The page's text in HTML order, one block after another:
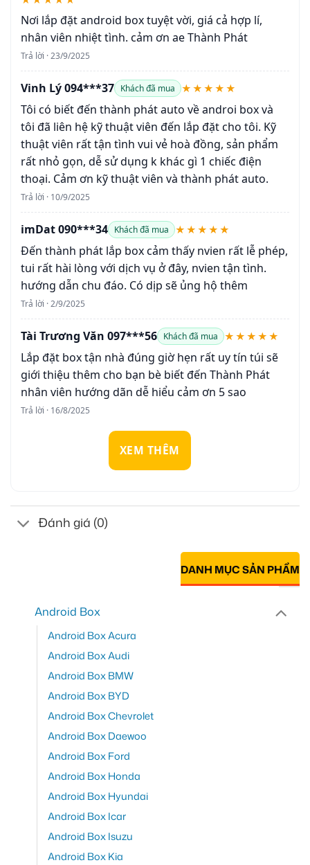
Nơi lắp đặt android box tuyệt vời, giá cả hợp lí,
nhân viên nhiệt tình. cảm ơn ae Thành Phát
Trả lời · 23/9/2025
Vinh Lý 094***37 Khách đã mua ★★★★★
Tôi có biết đến thành phát auto về androi box và
tôi đã liên hệ kỹ thuật viên đến lắp đặt cho tôi. Kỹ
thuật viên rất tận tình vui vẻ hoà đồng, sản phẩm
rất nhỏ gọn, dễ sử dụng k khác gì 1 chiếc điện
thoại. Cảm ơn kỹ thuật viên và thành phát auto.
Trả lời · 10/9/2025
imDat 090***34 Khách đã mua ★★★★★
Đến thành phát lắp box cảm thấy nvien rất lễ phép,
tui rất hài lòng với dịch vụ ở đây, nvien tận tình.
hướng dẫn chu đáo. Có dịp sẽ ủng hộ thêm
Trả lời · 2/9/2025
Tài Trương Văn 097***56 Khách đã mua ★★★★★
Lắp đặt box tận nhà đúng giờ hẹn rất uy tín túi sẽ
giới thiệu thêm cho bạn bè biết đến Thành Phát
nhân viên hướng dãn dễ hiểu cảm ơn 5 sao
Trả lời · 16/8/2025
XEM THÊM
Đánh giá (0)
DANH MỤC SẢN PHẨM
Android Box
Android Box Acura
Android Box Audi
Android Box BMW
Android Box BYD
Android Box Chevrolet
Android Box Daewoo
Android Box Ford
Android Box Honda
Android Box Hyundai
Android Box Icar
Android Box Isuzu
Android Box Kia